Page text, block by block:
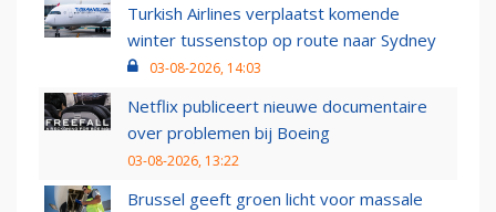
Turkish Airlines verplaatst komende
winter tussenstop op route naar Sydney
03-08-2026, 14:03
Netflix publiceert nieuwe documentaire
over problemen bij Boeing
03-08-2026, 13:22
Brussel geeft groen licht voor massale